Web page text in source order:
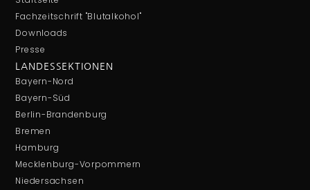
Fachzeitschrift "Blutalkohol"
Downloads
Presse
LANDESSEKTIONEN
Bayern-Nord
Bayern-Süd
Berlin-Brandenburg
Bremen
Hamburg
Mecklenburg-Vorpommern
Niedersachsen